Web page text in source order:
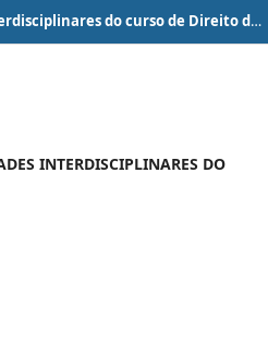
Anais de Atividades Interdisciplinares do curso de Direito da Universidade Evangélica de Goiás - UniEVANGÉLICA
INTERDISCIPLINARES DO